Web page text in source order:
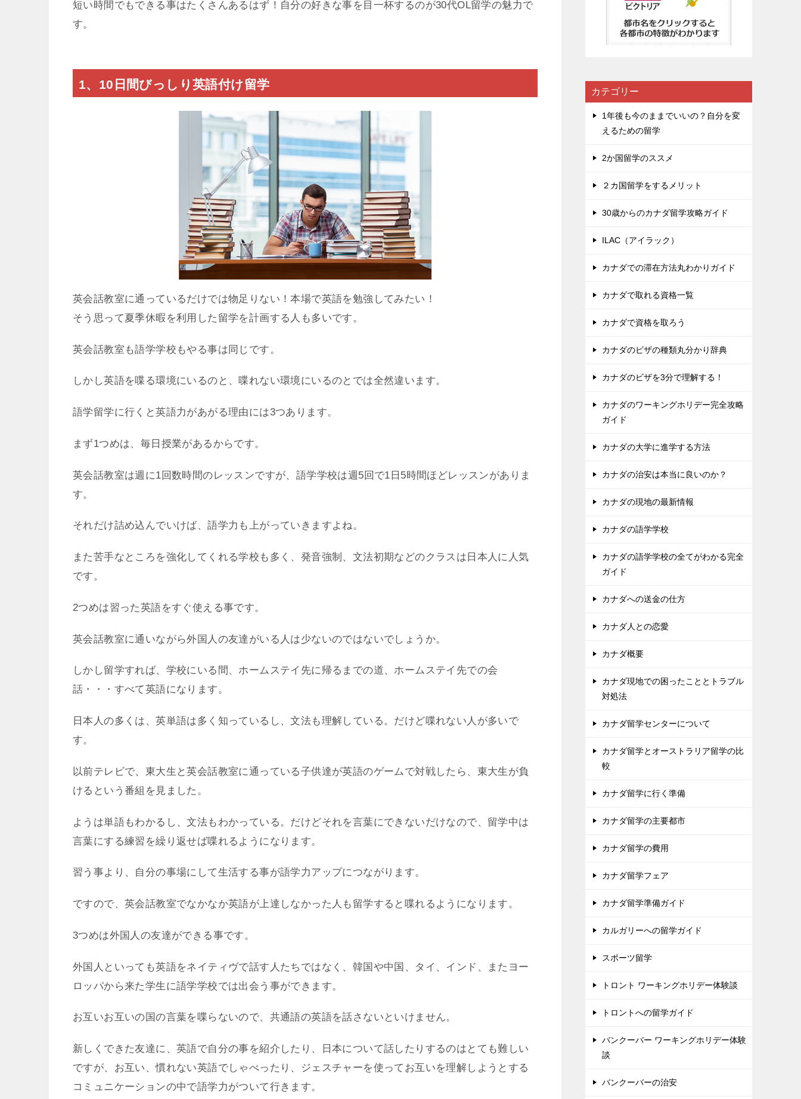
短い時間でもできる事はたくさんあるはず！自分の好きな事を目一杯するのが30代OL留学の魅力で
す。
1、10日間びっしり英語付け留学
英会話教室に通っているだけでは物足りない！本場で英語を勉強してみたい！
そう思って夏季休暇を利用した留学を計画する人も多いです。
英会話教室も語学学校もやる事は同じです。
しかし英語を喋る環境にいるのと、喋れない環境にいるのとでは全然違います。
語学留学に行くと英語力があがる理由には3つあります。
まず1つめは、毎日授業があるからです。
英会話教室は週に1回数時間のレッスンですが、語学学校は週5回で1日5時間ほどレッスンがありま
す。
それだけ詰め込んでいけば、語学力も上がっていきますよね。
また苦手なところを強化してくれる学校も多く、発音強制、文法初期などのクラスは日本人に人気
です。
2つめは習った英語をすぐ使える事です。
英会話教室に通いながら外国人の友達がいる人は少ないのではないでしょうか。
しかし留学すれば、学校にいる間、ホームステイ先に帰るまでの道、ホームステイ先での会
話・・・すべて英語になります。
日本人の多くは、英単語は多く知っているし、文法も理解している。だけど喋れない人が多いで
す。
以前テレビで、東大生と英会話教室に通っている子供達が英語のゲームで対戦したら、東大生が負
けるという番組を見ました。
ようは単語もわかるし、文法もわかっている。だけどそれを言葉にできないだけなので、留学中は
言葉にする練習を繰り返せば喋れるようになります。
習う事より、自分の事場にして生活する事が語学力アップにつながります。
ですので、英会話教室でなかなか英語が上達しなかった人も留学すると喋れるようになります。
3つめは外国人の友達ができる事です。
外国人といっても英語をネイティヴで話す人たちではなく、韓国や中国、タイ、インド、またヨー
ロッパから来た学生に語学学校では出会う事ができます。
お互いお互いの国の言葉を喋らないので、共通語の英語を話さないといけません。
新しくできた友達に、英語で自分の事を紹介したり、日本について話したりするのはとても難しい
ですが、お互い、慣れない英語でしゃべったり、ジェスチャーを使ってお互いを理解しようとする
コミュニケーションの中で語学力がついて行きます。
カテゴリー
1年後も今のままでいいの？自分を変
えるための留学
2か国留学のススメ
２カ国留学をするメリット
30歳からのカナダ留学攻略ガイド
ILAC（アイラック）
カナダでの滞在方法丸わかりガイド
カナダで取れる資格一覧
カナダで資格を取ろう
カナダのビザの種類丸分かり辞典
カナダのビザを3分で理解する！
カナダのワーキングホリデー完全攻略
ガイド
カナダの大学に進学する方法
カナダの治安は本当に良いのか？
カナダの現地の最新情報
カナダの語学学校
カナダの語学学校の全てがわかる完全
ガイド
カナダへの送金の仕方
カナダ人との恋愛
カナダ概要
カナダ現地での困ったこととトラブル
対処法
カナダ留学センターについて
カナダ留学とオーストラリア留学の比
較
カナダ留学に行く準備
カナダ留学の主要都市
カナダ留学の費用
カナダ留学フェア
カナダ留学準備ガイド
カルガリーへの留学ガイド
スポーツ留学
トロント ワーキングホリデー体験談
トロントへの留学ガイド
バンクーバー ワーキングホリデー体験
談
バンクーバーの治安